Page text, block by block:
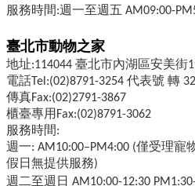
服務時間:週一至週五 AM09:00-
臺北市動物之家
地址:114044 臺北市內湖區安美街
電話Tel:(02)8791-3254 代表號 轉
傳真Fax:(02)2791-3867
櫃臺專用Fax:(02)8791-3062
服務時間:
週一: AM10:00–PM4:00 (僅受理
假日無提供服務)
週二至週日 AM10:00-12:30